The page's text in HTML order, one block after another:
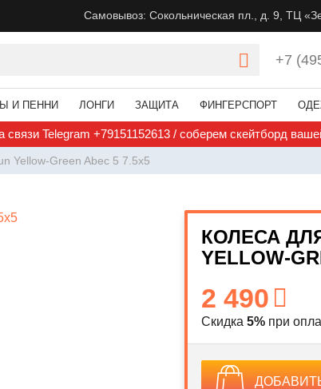
Самовывоз: Сокольническая пл., д. 9, ТЦ
+7
И ПЕННИ ЛОНГИ ЗАЩИТА ФИНГЕРСПОРТ
связи Telegram +79151152613 / соберем скейтборд
Yellow-Green Abec 5 7.5x5
КОЛЕСА
YELLOW-
2 490
Скидка 5% при